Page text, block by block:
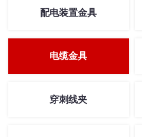
配电装置金具
电缆金具
穿刺线夹